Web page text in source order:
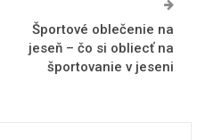
Športové oblečenie na
jeseň – čo si obliecť na
športovanie v jeseni